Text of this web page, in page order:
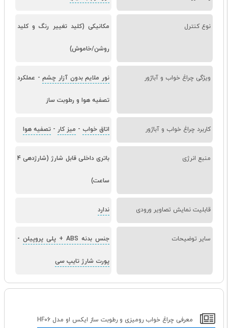
نوع کنترل مکانیکی (کلید تغییر رنگ و کلید
روشن/خاموش)
ویژگی چراغ خواب و آباژور نور ملایم بدون آزار چشم- عملکرد
تصفیه هوا و رطوبت ساز
کاربرد چراغ خواب و آباژور اتاق خواب - میز کار - تصفیه هوا
منبع انرژی باتری داخلی قابل شارژ (شارژدهی 4
ساعت)
قابلیت نمایش تصاویر ورودی ندارد
سایر توضیحات جنس بدنه ABS + پلی پروپیلن -
پورت شارژ تایپ سی
معرفی چراغ خواب رومیزی و رطوبت ساز ایکس او مدل HF06